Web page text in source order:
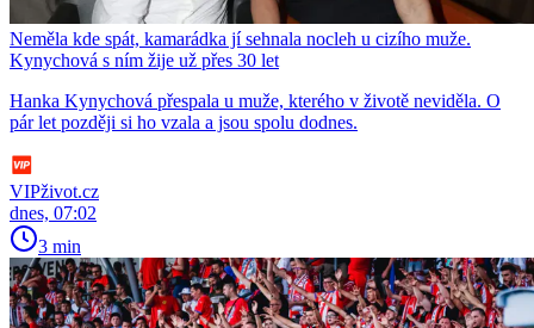
Neměla kde spát, kamarádka jí sehnala nocleh u cizího muže.
Kynychová s ním žije už přes 30 let
Hanka Kynychová přespala u muže, kterého v životě neviděla. O
pár let později si ho vzala a jsou spolu dodnes.
VIPživot.cz
dnes, 07:02
3 min